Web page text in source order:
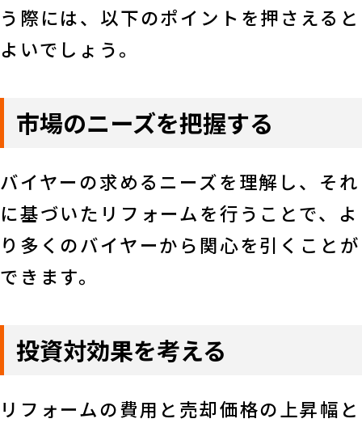
う際には、以下のポイントを押さえると
よいでしょう。
市場のニーズを把握する
バイヤーの求めるニーズを理解し、それ
に基づいたリフォームを行うことで、よ
り多くのバイヤーから関心を引くことが
できます。
投資対効果を考える
リフォームの費用と売却価格の上昇幅と